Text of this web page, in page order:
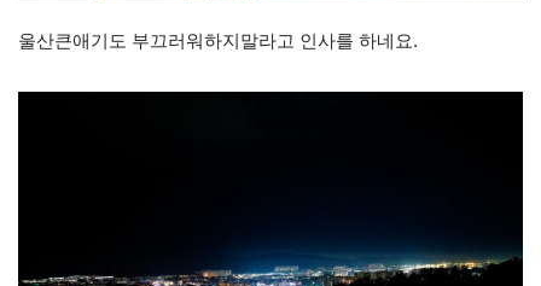
울산큰애기도 부끄러워하지말라고 인사를 하네요.